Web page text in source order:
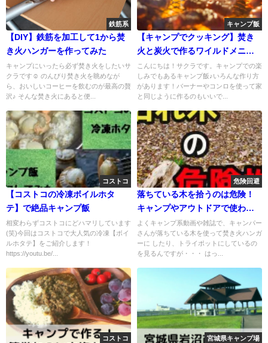
鉄筋系
【DIY】鉄筋を加工して1から焚
き火ハンガーを作ってみた
キャンプにいったら必ず焚き火をしたいサ
クラです☺ のんびり焚き火を眺めなが
ら、おいしいコーヒーを飲むのが最高の贅
沢♪ そんな焚き火にあると便...
キャンプ飯
【キャンプでクッキング】焚き
火と炭火で作るワイルドメニュ
ーをご紹介
こんにちは！サクラです。キャンプでの楽
しみでもあるキャンプ飯♪いろんな作り方
があります！バーナーやコンロを使って家
と同じように作るのもいいで...
コストコ
【コストコの冷凍ボイルホタ
テ】で絶品キャンプ飯
相変わらずコストコにどハマリしています
(笑)今回はコストコで大人気の冷凍【ボイ
ルホタテ】をご紹介します！
https://youtu.be/...
危険回避
落ちている木を拾うのは危険！
キャンプやアウトドアで使わな
い方がいい理由を教えます。
よくキャンプ系動画や雑誌で、キャンパー
さんが落ちている木を使って焚き火ハンガ
ーに したり、トライポットにしているの
を見るんですが・・・ はっ...
コストコ 宮城県キャンプ場